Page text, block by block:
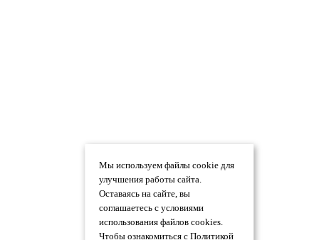
Мы используем файлы cookie для
улучшения работы сайта.
Оставаясь на сайте, вы
соглашаетесь с условиями
использования файлов cookies.
Чтобы ознакомиться с Политикой